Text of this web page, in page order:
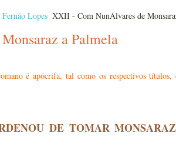
Lopes XXII - Com NunÁlvares de
a Palmela
é apócrifa, tal como os respectivos
DE TOMAR